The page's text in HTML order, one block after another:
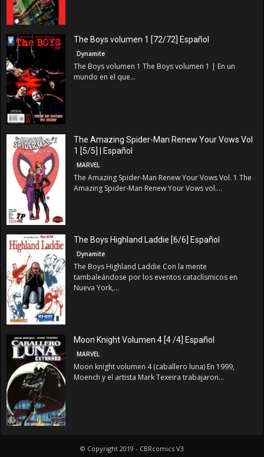
The Boys volumen 1 [72/72] Español
Dynamite
The Boys volumen 1 The Boys volumen 1 | En un
mundo en el que...
The Amazing Spider-Man Renew Your Vows Vol
1 [5/5] | Español
MARVEL
The Amazing Spider-Man Renew Your Vows Vol. 1 The
Amazing Spider-Man Renew Your Vows vol....
The Boys Highland Laddie [6/6] Español
Dynamite
The Boys Highland Laddie Con la mente
tambaleándose por los eventos cataclísmicos en
Nueva York,...
Moon Knight Volumen 4 [4 /4] Español
MARVEL
Moon knight volumen 4 (caballero luna) En 1999,
Moench y el artista Mark Texeira trabajaron...
© Copyright 2019 - CBRcomics V3